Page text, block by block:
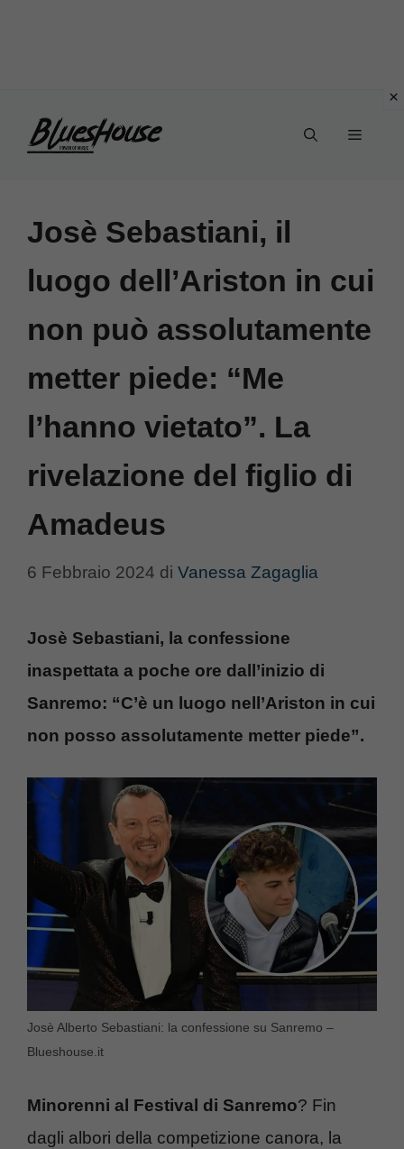
Menu
Josè Sebastiani, il
luogo dell’Ariston in cui
non può assolutamente
metter piede: “Me
l’hanno vietato”. La
rivelazione del figlio di
Amadeus
6 Febbraio 2024 di Vanessa Zagaglia
Josè Sebastiani, la confessione
inaspettata a poche ore dall’inizio di
Sanremo: “C’è un luogo nell’Ariston in cui
non posso assolutamente metter piede”.
Josè Alberto Sebastiani: la confessione su Sanremo –
Blueshouse.it
Minorenni al Festival di Sanremo? Fin
dagli albori della competizione canora, la